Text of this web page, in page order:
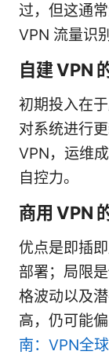
过，但这通
VPN 流量识
自建 VPN
初期投入在
对系统进行
VPN，运维
自控力。
商用 VPN
优点是即插
部署；局限
格波动以及
高，仍可能
南：VPN全